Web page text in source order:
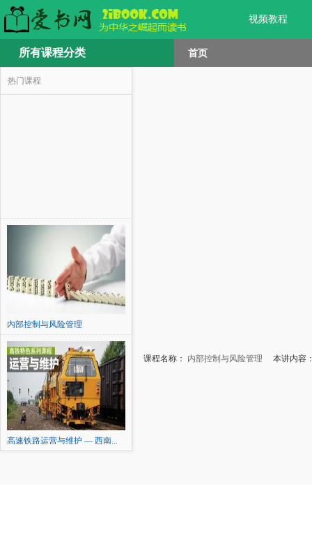
视频教程
所有课程分类 首页
热门课程
内部控制与风险管理
高速铁路运营与维护 — 西南...
课程名称： 内部控制与风险管理 本讲内容